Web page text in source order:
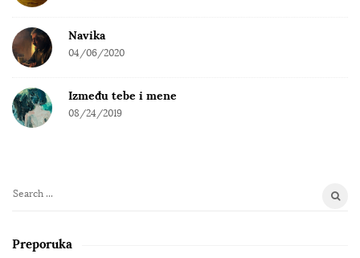
Navika
04/06/2020
Između tebe i mene
08/24/2019
S
a
Preporuka